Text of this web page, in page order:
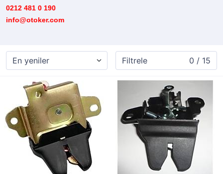
0212 481 0 190
info@otoker.com
Filtrele 0 / 15